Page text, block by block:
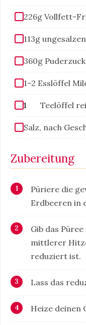
226g Vollfett-
113g
360g
1–2 Esslöffel
1 Teelöffel
Salz, nach
Zubereitung
Püriere die
Erdbeeren in
Gib das
mittlerer
reduziert ist.
Lass das
Heize deinen